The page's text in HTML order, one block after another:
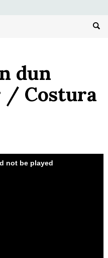
dun
/ Costura
not be played